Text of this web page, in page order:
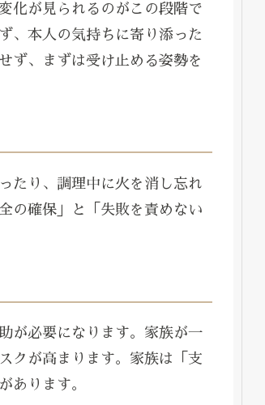
化が見られるのがこの段階で
、本人の気持ちに寄り添った
ず、まずは受け止める姿勢を
たり、調理中に火を消し忘れ
の確保」と「失敗を責めない
が必要になります。家族が一
クが高まります。家族は「支
あります。